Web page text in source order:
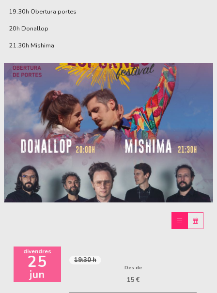
19.30h Obertura portes
20h Donallop
21.30h Mishima
divendres
25
jun
19:30 h
Des de
15 €